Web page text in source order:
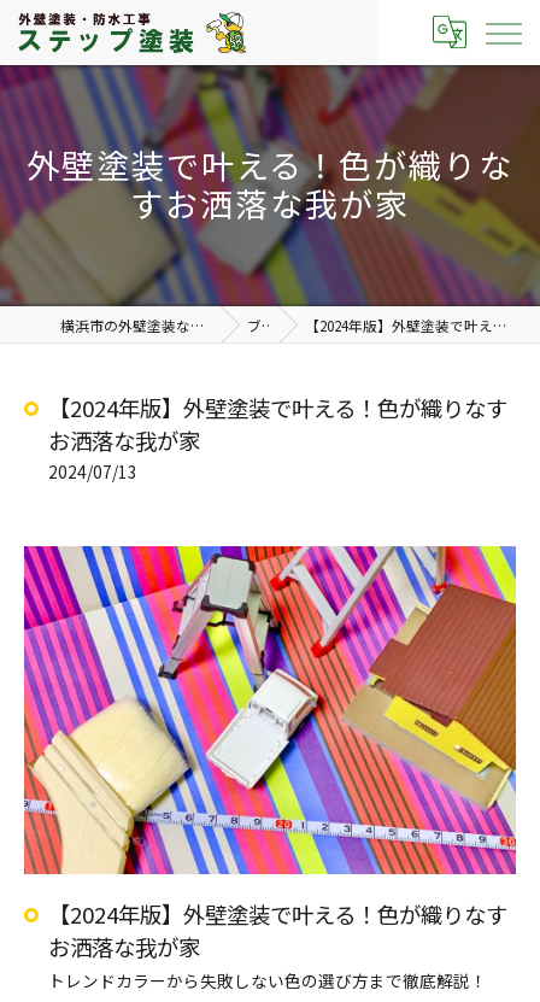
外壁塗装で叶える！色が織りな
すお洒落な我が家
横浜市の外壁塗装なら有限会社ステップ塗装 ブログ 【2024年版】外壁塗装で叶える！色が織りなすお洒落な我が家
【2024年版】外壁塗装で叶える！色が織りなす
お洒落な我が家
2024/07/13
【2024年版】外壁塗装で叶える！色が織りなす
お洒落な我が家
トレンドカラーから失敗しない色の選び方まで徹底解説！